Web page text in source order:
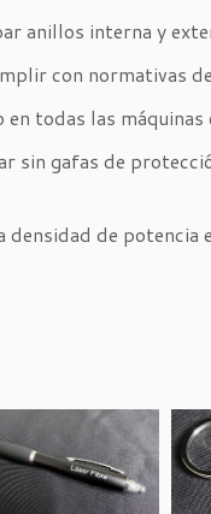
anillos interna y
con normativas
en todas las
sin gafas de
de potencia